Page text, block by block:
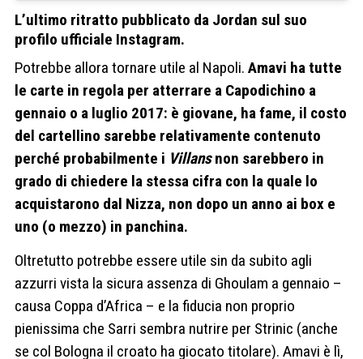
L’ultimo ritratto pubblicato da Jordan sul suo
profilo ufficiale Instagram.
Potrebbe allora tornare utile al Napoli. Amavi ha tutte
le carte in regola per atterrare a Capodichino a
gennaio o a luglio 2017: è giovane, ha fame, il costo
del cartellino sarebbe relativamente contenuto
perché probabilmente i Villansnon sarebbero in
grado di chiedere la stessa cifra con la quale lo
acquistarono dal Nizza, non dopo un anno ai box e
uno (o mezzo) in panchina.
Oltretutto potrebbe essere utile sin da subito agli
azzurri vista la sicura assenza di Ghoulam a gennaio –
causa Coppa d’Africa – e la fiducia non proprio
pienissima che Sarri sembra nutrire per Strinic (anche
se col Bologna il croato ha giocato titolare). Amavi è lì,